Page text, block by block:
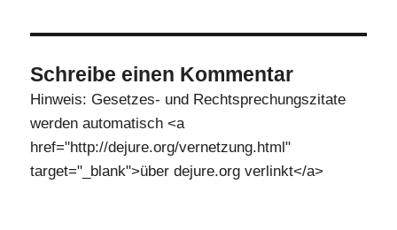
Schreibe einen Kommentar
Hinweis: Gesetzes- und Rechtsprechungszitate
werden automatisch <a
href="http://dejure.org/vernetzung.html"
target="_blank">über dejure.org verlinkt</a>